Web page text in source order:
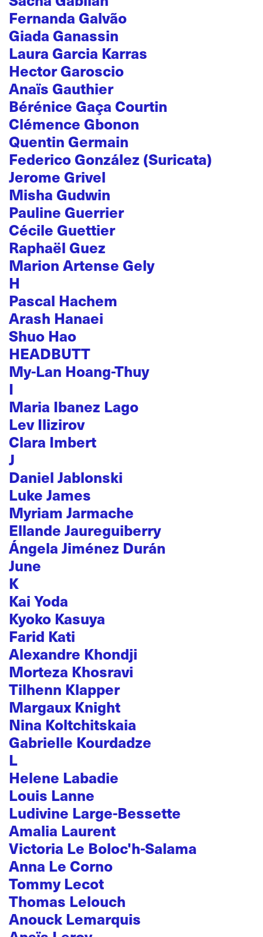
Fernanda Galvão
Giada Ganassin
Laura Garcia Karras
Hector Garoscio
Anaïs Gauthier
Bérénice Gaça Courtin
Clémence Gbonon
Quentin Germain
Federico González (Suricata)
Jerome Grivel
Misha Gudwin
Pauline Guerrier
Cécile Guettier
Raphaël Guez
Marion Artense Gely
H
Pascal Hachem
Arash Hanaei
Shuo Hao
HEADBUTT
My-Lan Hoang-Thuy
I
Maria Ibanez Lago
Lev Ilizirov
Clara Imbert
J
Daniel Jablonski
Luke James
Myriam Jarmache
Ellande Jaureguiberry
Ángela Jiménez Durán
June
K
Kai Yoda
Kyoko Kasuya
Farid Kati
Alexandre Khondji
Morteza Khosravi
Tilhenn Klapper
Margaux Knight
Nina Koltchitskaia
Gabrielle Kourdadze
L
Helene Labadie
Louis Lanne
Ludivine Large-Bessette
Amalia Laurent
Victoria Le Boloc'h-Salama
Anna Le Corno
Tommy Lecot
Thomas Lelouch
Anouck Lemarquis